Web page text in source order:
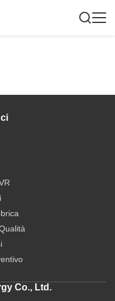
Co., Ltd.